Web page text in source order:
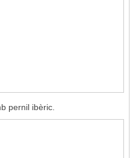
pernil ibèric.